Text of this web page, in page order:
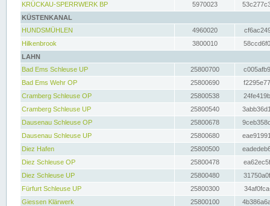
KRÜCKAU-SPERRWERK BP
5970023
KÜSTENKANAL
HUNDSMÜHLEN
4960020
Hilkenbrook
3800010
LAHN
Bad Ems Schleuse UP
25800700
Bad Ems Wehr OP
25800690
Cramberg Schleuse OP
25800538
Cramberg Schleuse UP
25800540
Dausenau Schleuse OP
25800678
Dausenau Schleuse UP
25800680
Diez Hafen
25800500
Diez Schleuse OP
25800478
Diez Schleuse UP
25800480
Fürfurt Schleuse UP
25800300
Giessen Klärwerk
25800100